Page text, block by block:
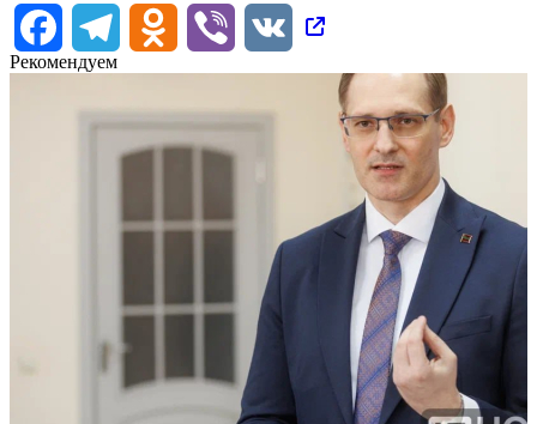
FacebookTelegram Odnoklassniki
Viber
VK
Рекомендуем